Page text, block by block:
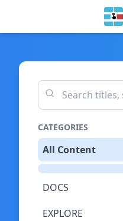
CATEGORIES
All Content
DOCS
EXPLORE